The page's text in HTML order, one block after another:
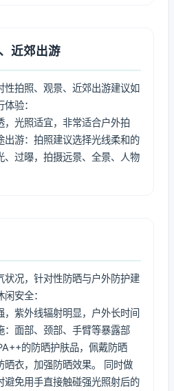
近郊出游
性拍照、观景、近郊出游建议如
验：
，光照适宜，非常适合户外拍
出游：拍照建议选择光线柔和的
、过曝，拍摄远景、全景、人物
状况，针对性防晒与户外防护建
安全：
紫外线辐射明显，户外长时间
：面部、颈部、手臂等暴露部
的防晒护肤品，佩戴防晒
晒衣，加强防晒效果。 同时做
避免用手直接触碰强光照射后的